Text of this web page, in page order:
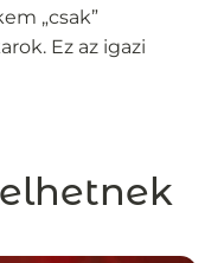
„csak”
Ez az igazi